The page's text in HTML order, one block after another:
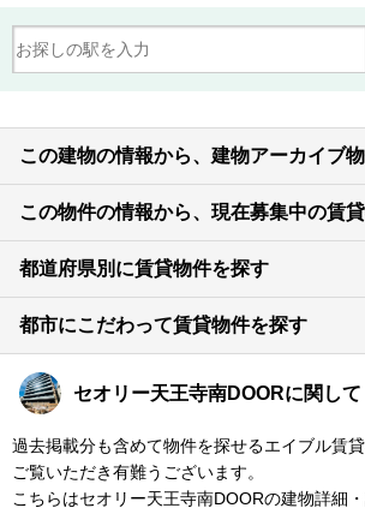
この建物の情報から、建物アーカイブ
この物件の情報から、現在募集中の賃
都道府県別に賃貸物件を探す
都市にこだわって賃貸物件を探す
セオリー天王寺南DOORに関して
過去掲載分も含めて物件を探せるエイブル賃
ご覧いただき有難うございます。
こちらはセオリー天王寺南DOORの建物詳細